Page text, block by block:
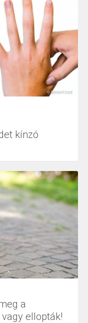
kínzó
a
ellopták!